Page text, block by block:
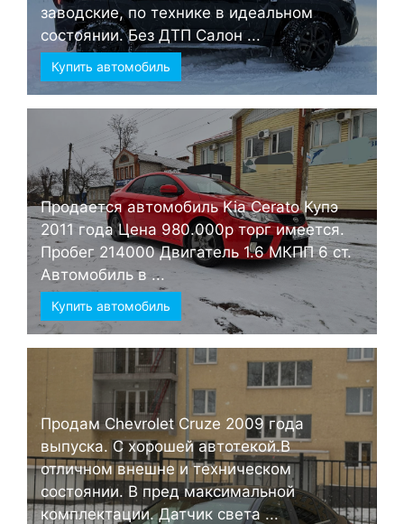
заводские, по технике в идеальном
состоянии. Без ДТП Салон ...
Купить автомобиль
Продается автомобиль Kia Cerato Купэ
2011 года Цена 980.000р торг имеется.
Пробег 214000 Двигатель 1.6 МКПП 6 ст.
Автомобиль в ...
Купить автомобиль
Продам Chevrolet Cruze 2009 года
выпуска. С хорошей автотекой.В
отличном внешне и техническом
состоянии. В пред максимальной
комплектации. Датчик света ...